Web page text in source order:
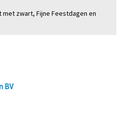
met zwart, Fijne Feestdagen en
BV